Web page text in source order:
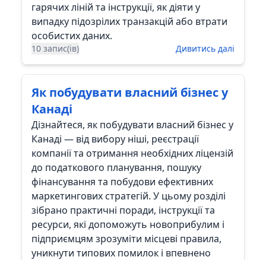
гарячих ліній та інструкції, як діяти у
випадку підозрілих транзакцій або втрати
особистих даних.
10 запис(ів) Дивитись далі
Як побудувати власний бізнес у
Канаді
Дізнайтеся, як побудувати власний бізнес у
Канаді — від вибору ніші, реєстрації
компанії та отримання необхідних ліцензій
до податкового планування, пошуку
фінансування та побудови ефективних
маркетингових стратегій. У цьому розділі
зібрано практичні поради, інструкції та
ресурси, які допоможуть новоприбулим і
підприємцям зрозуміти місцеві правила,
уникнути типових помилок і впевнено